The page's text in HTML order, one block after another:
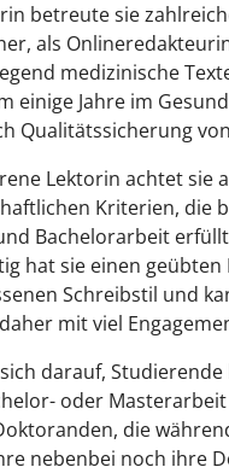
betreute sie
als
medizinische
einige Jahre im
Qualitätssicherung
Lektorin achtet sie
Kriterien, die
Bachelorarbeit
hat sie einen geübten
Schreibstil und
mit viel
darauf,
oder
die
nebenbei noch ihre